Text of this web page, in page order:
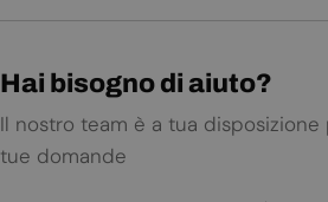
Hai bisogno di aiuto?
Il nostro team è a tua
tue domande